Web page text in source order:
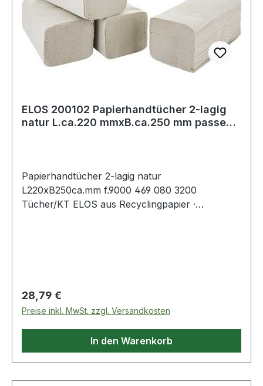
ELOS 200102 Papierhandtücher 2-lagig
natur L.ca.220 mmxB.ca.250 mm passend
Papierhandtücher 2-lagig natur
L220xB250ca.mm f.9000 469 080 3200
Tücher/KT ELOS aus Recyclingpapier ·
Regulärer Preis:
28,79 €
Preise inkl. MwSt. zzgl. Versandkosten
In den Warenkorb